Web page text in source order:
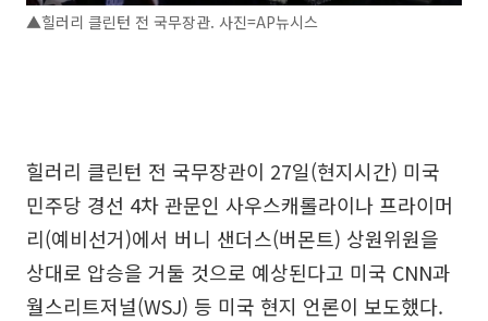
▲힐러리 클린턴 전 국무장관. 사진=AP뉴시스
힐러리 클린턴 전 국무장관이 27일(현지시간) 미국
민주당 경선 4차 관문인 사우스캐롤라이나 프라이머
리(예비선거)에서 버니 샌더스(버몬트) 상원위원을
상대로 압승을 거둘 것으로 예상된다고 미국 CNN과
월스리트저널(WSJ) 등 미국 현지 언론이 보도했다.